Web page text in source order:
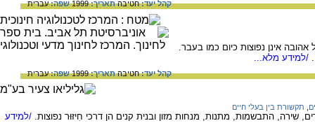
קהל יעד:חטיבהתאריך:1999 שפה:עברית
אינן נפוצות כיום כמו בעבר.
/למידע מלא...
קהל יעד:חטיבהתאריך:1999 שפה:עברית
תקשורת בין בעלי חיים
שירה, התבשמות, מתנות, מנחות מזון ובנית קנים הן דרכי חִיזּוּר נפוצות. /למידע